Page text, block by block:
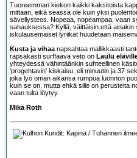
Tuoreemman kiekon kaikki kaksitoista
mittaan, eikä seassa ole kuin yksi
sävellysteos. Nopeaa, nopeampaa, vaan
sahauksessa? Kyllä, väittäisin että
iskulausemaiset lyriikat huudetaan
Kusta ja vihaa napsahtaa mallikkaasti
rapsakasti surffaava veto on Laulu
yhteydessä vähintäänkin suhteellinen
’progehtavin’ kiskaisu, eli minuutin ja 37
joka lyö oman aikansa rumpua luonnon
kuin se on, mutta ehkä sille on perusteita
vaan tulta löytyy.
Mika Roth